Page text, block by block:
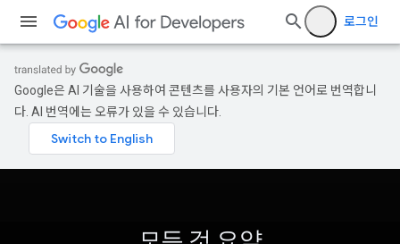
로그인
Google은 AI 기술을 사용하여 콘텐츠를 사용자의 기본 언어로 번역합니
다. AI 번역에는 오류가 있을 수 있습니다.